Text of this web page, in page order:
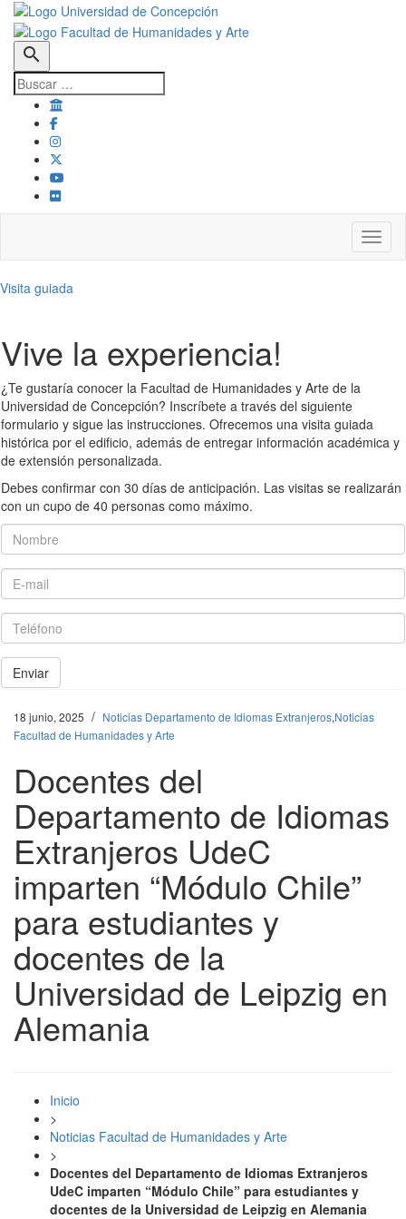
search
Visita guiada
Vive la experiencia!
¿Te gustaría conocer la Facultad de Humanidades y Arte de la
Universidad de Concepción? Inscríbete a través del siguiente
formulario y sigue las instrucciones. Ofrecemos una visita guiada
histórica por el edificio, además de entregar información académica y
de extensión personalizada.
Debes confirmar con 30 días de anticipación. Las visitas se realizarán
con un cupo de 40 personas como máximo.
Nombre
E-mail
Teléfono
Enviar
18 junio, 2025 / Noticias Departamento de Idiomas Extranjeros,Noticias
Facultad de Humanidades y Arte
Docentes del
Departamento de Idiomas
Extranjeros UdeC
imparten “Módulo Chile”
para estudiantes y
docentes de la
Universidad de Leipzig en
Alemania
Inicio
>
Noticias Facultad de Humanidades y Arte
>
Docentes del Departamento de Idiomas Extranjeros
UdeC imparten “Módulo Chile” para estudiantes y
docentes de la Universidad de Leipzig en Alemania